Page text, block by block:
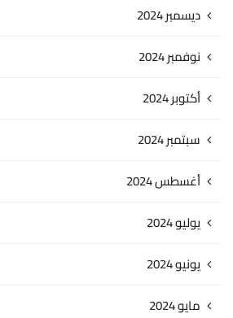
ديسمبر 2024
نوفمبر 2024
أكتوبر 2024
سبتمبر 2024
أغسطس 2024
يوليو 2024
يونيو 2024
مايو 2024